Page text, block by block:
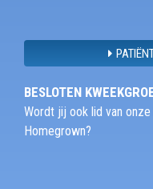
BESLOTEN
Wordt jij ook lid van
Homegrown?